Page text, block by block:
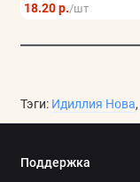
18.20 р./шт
Тэги: Идиллия Нова,
Поддержка